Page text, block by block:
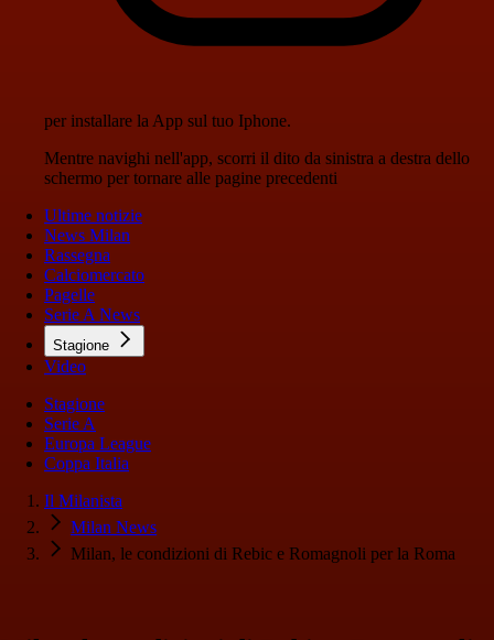
per installare la App sul tuo Iphone.
Mentre navighi nell'app, scorri il dito da sinistra a destra dello
schermo per tornare alle pagine precedenti
Ultime notizie
News Milan
Rassegna
Calciomercato
Pagelle
Serie A News
Stagione
Video
Stagione
Serie A
Europa League
Coppa Italia
Il Milanista
Milan News
Milan, le condizioni di Rebic e Romagnoli per la Roma